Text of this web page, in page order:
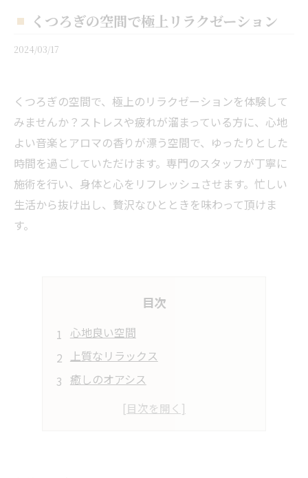
くつろぎの空間で極上リラクゼーション
2024/03/17
くつろぎの空間で、極上のリラクゼーションを体験して
みませんか？ストレスや疲れが溜まっている方に、心地
よい音楽とアロマの香りが漂う空間で、ゆったりとした
時間を過ごしていただけます。専門のスタッフが丁寧に
施術を行い、身体と心をリフレッシュさせます。忙しい
生活から抜け出し、贅沢なひとときを味わって頂けま
す。
目次
心地良い空間
上質なリラックス
癒しのオアシス
至福の時間